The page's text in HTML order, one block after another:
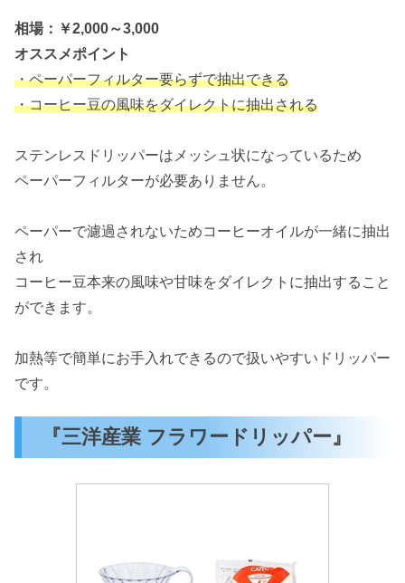
相場：￥2,000～3,000
オススメポイント
・ペーパーフィルター要らずで抽出できる
・コーヒー豆の風味をダイレクトに抽出される
ステンレスドリッパーはメッシュ状になっているため
ペーパーフィルターが必要ありません。
ペーパーで濾過されないためコーヒーオイルが一緒に抽出
され
コーヒー豆本来の風味や甘味をダイレクトに抽出すること
ができます。
加熱等で簡単にお手入れできるので扱いやすいドリッパー
です。
『三洋産業 フラワードリッパー』